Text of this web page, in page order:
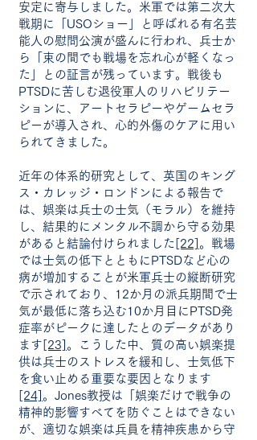
安定に寄与しました。米軍では第二次大
戦期に「USOショー」と呼ばれる有名芸
能人の慰問公演が盛んに行われ、兵士か
ら「束の間でも戦場を忘れ心が軽くなっ
た」との証言が残っています。戦後も
PTSDに苦しむ退役軍人のリハビリテー
ションに、アートセラピーやゲームセラ
ピーが導入され、心的外傷のケアに用い
られてきました。
近年の体系的研究として、英国のキング
ス・カレッジ・ロンドンによる報告で
は、娯楽は兵士の士気（モラル）を維持
し、結果的にメンタル不調から守る効果
があると結論付けられました [22] 。戦場
では士気の低下とともにPTSDなど心の
病が増加することが米軍兵士の縦断研究
で示されており、12か月の派兵期間で士
気が最低に落ち込む10か月目にPTSD発
症率がピークに達したとのデータがあり
ます [23] 。こうした中、質の高い娯楽提
供は兵士のストレスを緩和し、士気低下
を食い止める重要な要因となります
[24] 。Jones教授は「娯楽だけで戦争の
精神的影響すべてを防ぐことはできない
が、適切な娯楽は兵員を精神疾患から守